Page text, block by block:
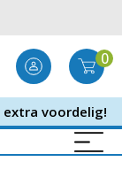
0
extra voordelig!